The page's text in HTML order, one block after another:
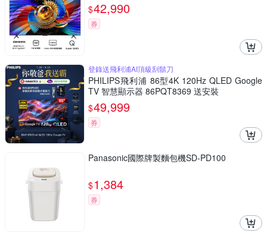
$42,990
券
登錄送飛利浦AI頂級刮鬍刀
PHILIPS飛利浦 86型4K 120Hz QLED Google
TV 智慧顯示器 86PQT8369 送安裝
$49,999
券
Panasonic國際牌製麵包機SD-PD100
$1,384
券